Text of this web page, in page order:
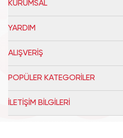
KURUMSAL
YARDIM
ALIŞVERİŞ
POPÜLER KATEGORİLER
İLETİŞİM BİLGİLERİ